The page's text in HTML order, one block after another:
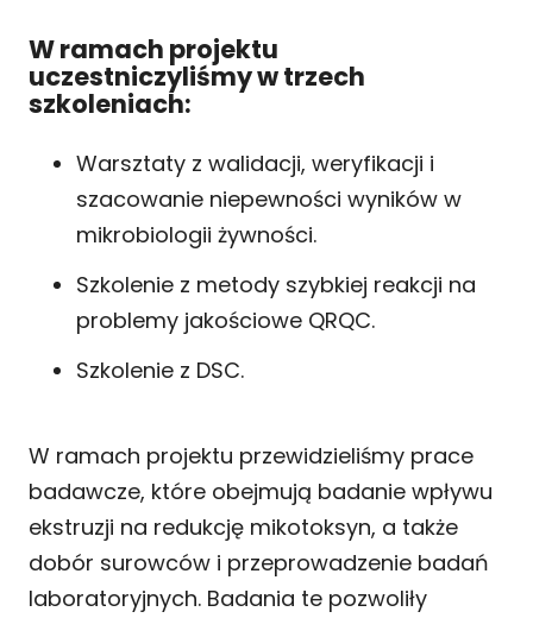
W ramach projektu
uczestniczyliśmy w trzech
szkoleniach:
Warsztaty z walidacji, weryfikacji i
szacowanie niepewności wyników w
mikrobiologii żywności.
Szkolenie z metody szybkiej reakcji na
problemy jakościowe QRQC.
Szkolenie z DSC.
W ramach projektu przewidzieliśmy prace
badawcze, które obejmują badanie wpływu
ekstruzji na redukcję mikotoksyn, a także
dobór surowców i przeprowadzenie badań
laboratoryjnych. Badania te pozwoliły